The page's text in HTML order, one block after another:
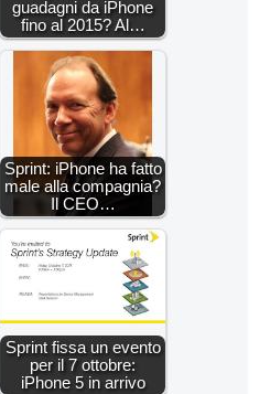
guadagni da iPhone
fino al 2015? Al…
Sprint: iPhone ha fatto
male alla compagnia?
Il CEO…
Sprint fissa un evento
per il 7 ottobre:
iPhone 5 in arrivo